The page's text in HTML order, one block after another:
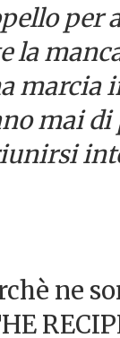
per
la
marcia
mai di
ne